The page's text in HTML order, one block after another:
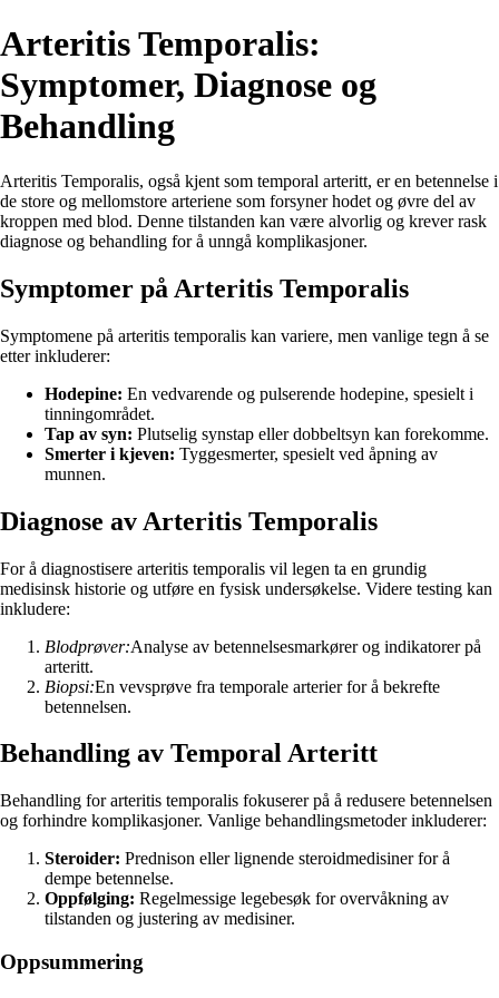
Arteritis Temporalis:
Symptomer, Diagnose og
Behandling
Arteritis Temporalis, også kjent som temporal arteritt, er en betennelse i
de store og mellomstore arteriene som forsyner hodet og øvre del av
kroppen med blod. Denne tilstanden kan være alvorlig og krever rask
diagnose og behandling for å unngå komplikasjoner.
Symptomer på Arteritis Temporalis
Symptomene på arteritis temporalis kan variere, men vanlige tegn å se
etter inkluderer:
Hodepine: En vedvarende og pulserende hodepine, spesielt i
tinningområdet.
Tap av syn: Plutselig synstap eller dobbeltsyn kan forekomme.
Smerter i kjeven: Tyggesmerter, spesielt ved åpning av
munnen.
Diagnose av Arteritis Temporalis
For å diagnostisere arteritis temporalis vil legen ta en grundig
medisinsk historie og utføre en fysisk undersøkelse. Videre testing kan
inkludere:
Blodprøver:Analyse av betennelsesmarkører og indikatorer på
arteritt.
Biopsi:En vevsprøve fra temporale arterier for å bekrefte
betennelsen.
Behandling av Temporal Arteritt
Behandling for arteritis temporalis fokuserer på å redusere betennelsen
og forhindre komplikasjoner. Vanlige behandlingsmetoder inkluderer:
Steroider: Prednison eller lignende steroidmedisiner for å
dempe betennelse.
Oppfølging: Regelmessige legebesøk for overvåkning av
tilstanden og justering av medisiner.
Oppsummering